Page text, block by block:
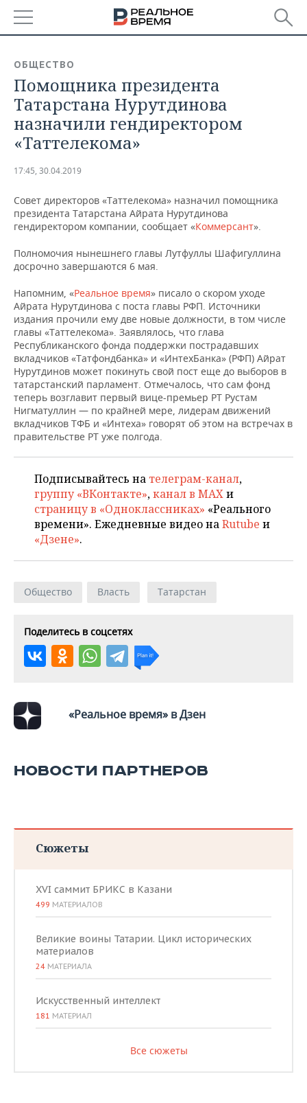
БАШКОРТОСТАН
ТАТАРСТАН
УДМУРТИЯ
НОВОСТИ
АНАЛИТИКА
НОВОСТИ АНАЛИТИКИ
ДЕКЛАРАЦИИ О ДОХОДАХ
КОРОЛИ ГОСЗАКАЗА ПФО
КОМУ ПРИНАДЛЕЖАТ
ТАТАРСТАНА
ЭКОНОМИКА
НОВОСТИ ЭКОНОМИКИ
ФИНАНСЫ
БЮДЖЕТ
ИНВЕСТИЦИИ
ПРОМЫШЛЕННОСТЬ
НОВОСТИ
ПРОМЫШЛЕННОСТИ
АГРОПРОМ
НЕФТЕХИМИЯ
НЕФТЬ
ОПК
ЭНЕРГЕТИКА
НЕДВИЖИМОСТЬ
НОВОСТИ АВТО
БИЗНЕС
НОВОСТИ БИЗНЕСА
РОЗНИЧНАЯ ТОРГОВЛЯ
ТРАНСПОРТ
УСЛУГИ
ТЕХНОЛОГИИ
НОВОСТИ ТЕХНОЛОГИЙ
IT
МЕДИА
ТЕЛЕКОММУНИКАЦИИ
МЕРОПРИЯТИЯ
НОВОСТИ МЕРОПРИЯТИЙ
ВЫЕЗДНАЯ РЕДАКЦИЯ
БИЗНЕС-БРАНЧИ
ONLINE-КОНФЕРЕНЦИИ
ОТКРЫТАЯ ЛЕКЦИЯ
СПОРТ
НОВОСТИ СПОРТА
ФУТБОЛ
ХОККЕЙ
БАСКЕТБОЛ
ВОЛЕЙБОЛ
ФИГУРНОЕ КАТАНИЕ
ХОККЕЙ С МЯЧОМ
ОБЩЕСТВО
НОВОСТИ ОБЩЕСТВА
ВЛАСТЬ
ИНФРАСТРУКТУРА
ИСТОРИЯ
МЕДИЦИНА
ПРОИСШЕСТВИЯ
ФОТОГАЛЕРЕЯ
СЮЖЕТЫ
СПРАВОЧНИК
СПИСОК ПЕРСОН
ПОЛНАЯ ВЕРСИЯ
ОБЩЕСТВО
Помощника президента
Татарстана Нурутдинова
назначили гендиректором
«Таттелекома»
17:45, 30.04.2019
Совет директоров «Таттелекома» назначил помощника
президента Татарстана Айрата Нурутдинова
гендиректором компании, сообщает «Коммерсант».
Полномочия нынешнего главы Лутфуллы Шафигуллина
досрочно завершаются 6 мая.
Напомним, «Реальное время» писало о скором уходе
Айрата Нурутдинова с поста главы РФП. Источники
издания прочили ему две новые должности, в том числе
главы «Таттелекома». Заявлялось, что глава
Республиканского фонда поддержки пострадавших
вкладчиков «Татфондбанка» и «ИнтехБанка» (РФП) Айрат
Нурутдинов может покинуть свой пост еще до выборов в
татарстанский парламент. Отмечалось, что сам фонд
теперь возглавит первый вице-премьер РТ Рустам
Нигматуллин — по крайней мере, лидерам движений
вкладчиков ТФБ и «Интеха» говорят об этом на встречах в
правительстве РТ уже полгода.
Подписывайтесь на телеграм-канал,
группу «ВКонтакте»,канал в MAXи
страницу в «Одноклассниках» «Реального
времени». Ежедневные видео наRutube и
«Дзене».
Общество Власть Татарстан
Поделитесь в соцсетях
«Реальное время» в Дзен
НОВОСТИ ПАРТНЕРОВ
Сюжеты
XVI саммит БРИКС в Казани
499 МАТЕРИАЛОВ
Великие воины Татарии. Цикл исторических
материалов
24 МАТЕРИАЛА
Искусственный интеллект
181 МАТЕРИАЛ
Все сюжеты